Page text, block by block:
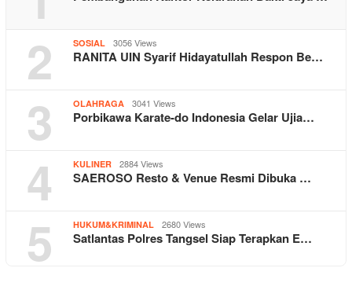
2 SOSIAL 3056 Views
RANITA UIN Syarif Hidayatullah Respon Be…
3 OLAHRAGA 3041 Views
Porbikawa Karate-do Indonesia Gelar Ujia…
4 KULINER 2884 Views
SAEROSO Resto & Venue Resmi Dibuka …
5 HUKUM&KRIMINAL 2680 Views
Satlantas Polres Tangsel Siap Terapkan E…